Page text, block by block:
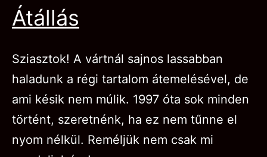
Átállás
Sziasztok! A vártnál sajnos lassabban
haladunk a régi tartalom átemelésével, de
ami késik nem múlik. 1997 óta sok minden
történt, szeretnénk, ha ez nem tűnne el
nyom nélkül. Reméljük nem csak mi